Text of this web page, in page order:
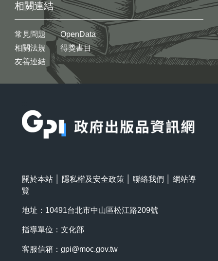
相關連結
常見問題
相關法規
友善連結
OpenData
得獎書目
關於本站 隱私權及安全政策 聯絡我們
網站導
覽
地址：10491台北市中山區松江路209號
指導單位：文化部
客服信箱： gpi@moc.gov.tw